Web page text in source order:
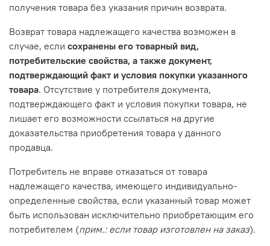
получения товара без указания причин возврата.
Возврат товара надлежащего качества возможен в
случае, если сохранены его товарный вид,
потребительские свойства, а также документ,
подтверждающий факт и условия покупки указанного
товара. Отсутствие у потребителя документа,
подтверждающего факт и условия покупки товара, не
лишает его возможности ссылаться на другие
доказательства приобретения товара у данного
продавца.
Потребитель не вправе отказаться от товара
надлежащего качества, имеющего индивидуально-
определенные свойства, если указанный товар может
быть использован исключительно приобретающим его
потребителем (прим.: если товар изготовлен на заказ).